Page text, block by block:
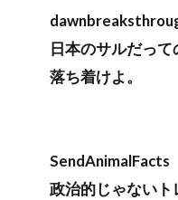
日本のサルだって
落ち着けよ。
SendAnimalFacts
政治的じゃない